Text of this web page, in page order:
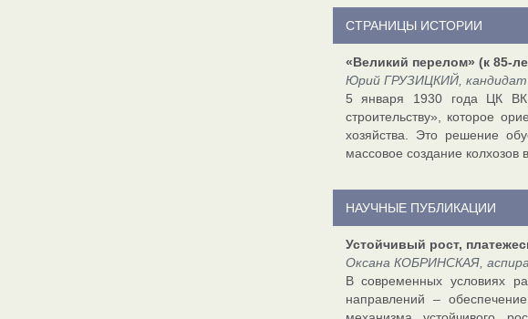
СТРАНИЦЫ ИСТОРИИ
«Великий перелом» (к 85-
Юрий ГРУЗИЦКИЙ, кандидат
5 января 1930 года ЦК
строительству», которое
хозяйства. Это решение
массовое создание колхозов
НАУЧНЫЕ ПУБЛИКАЦИИ
Устойчивый рост,
Оксана КОБРИНСКАЯ,
В современных условиях
направлений –